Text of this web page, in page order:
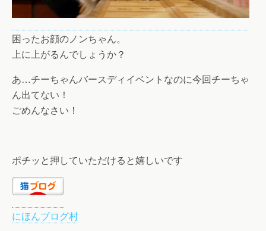
困ったお顔のノンちゃん。
上に上がるんでしょうか？
あ…チーちゃんバースディイベントなのに今回チーちゃ
ん出てない！
ごめんなさい！
ポチッと押していただけると嬉しいです
にほんブログ村